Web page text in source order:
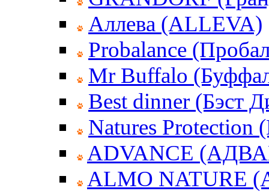
Аллева (ALLEVA)
Probalance
Mr Buffalo
Best dinner (Бэст
Natures Protection
ADVANCE
ALMO